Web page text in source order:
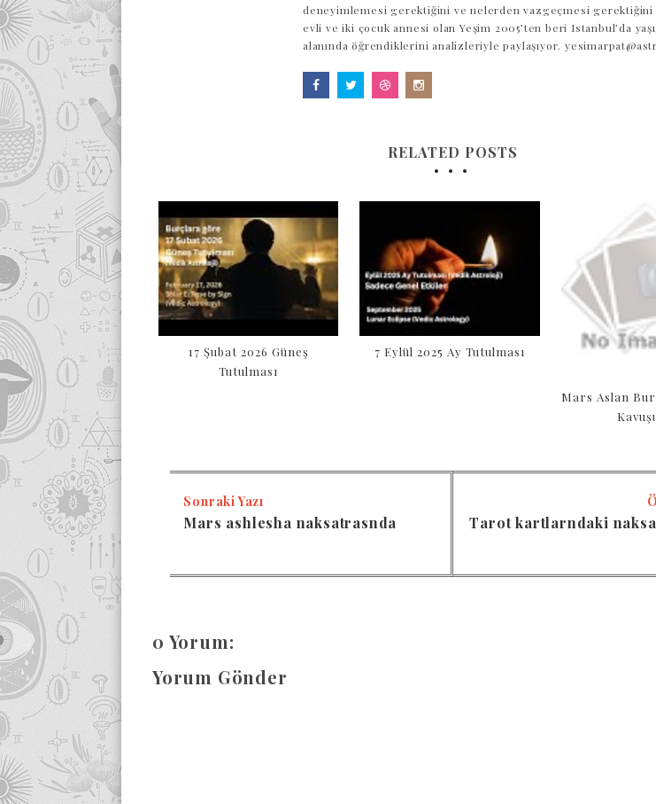
deneyimlemesi gerektiğini ve nelerden vazgeçmesi gerektiğini
evli ve iki çocuk annesi olan Yeşim 2005’ten beri Istanbul’da
alanında öğrendiklerini analizleriyle paylaşıyor.
RELATED POSTS
17 Şubat 2026 Güneş
Tutulması
7 Eylül 2025 Ay Tutulması
Mars Aslan
Sonraki Yazı
Mars ashlesha naksatrasnda
Tarot kartlarndaki
0 Yorum:
Yorum Gönder